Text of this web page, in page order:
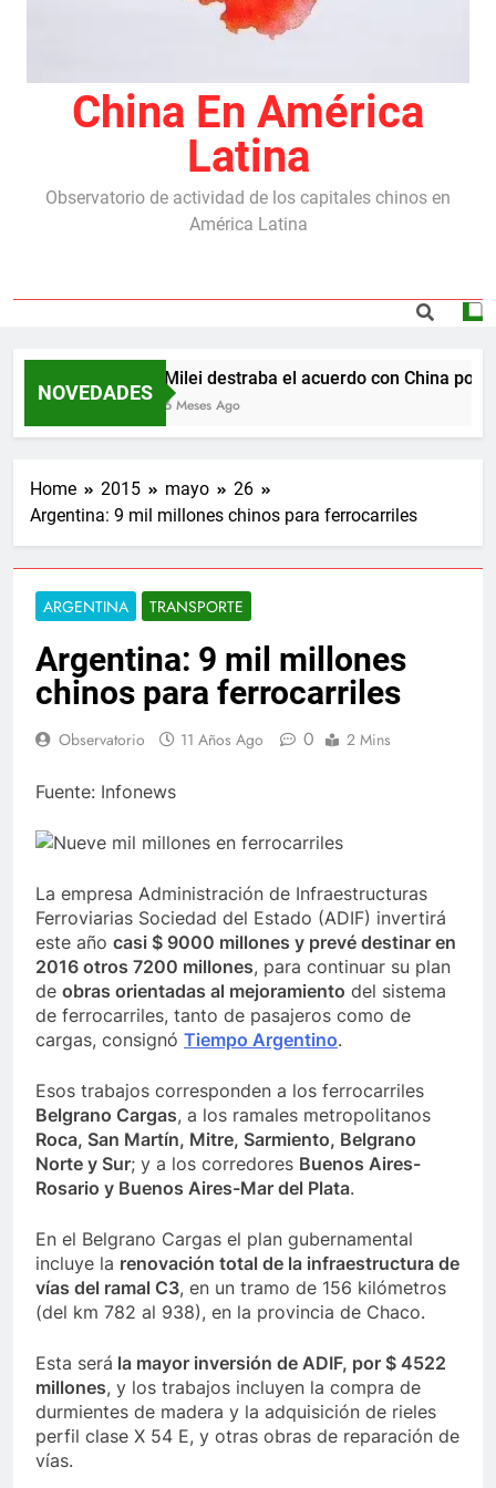
China En América
Latina
Observatorio de actividad de los capitales chinos en
América Latina
NOVEDADES
Milei destraba el acuerdo con China por
6 Meses Ago
Home 2015 mayo
26
Argentina: 9 mil millones chinos para ferrocarriles
ARGENTINA TRANSPORTE
Argentina: 9 mil millones
chinos para ferrocarriles
Observatorio 11 Años Ago 0 2 Mins
Fuente: Infonews
La empresa Administración de Infraestructuras
Ferroviarias Sociedad del Estado (ADIF) invertirá
este año casi $ 9000 millones y prevé destinar en
2016 otros 7200 millones, para continuar su plan
de obras orientadas al mejoramiento del sistema
de ferrocarriles, tanto de pasajeros como de
cargas, consignó Tiempo Argentino.
Esos trabajos corresponden a los ferrocarriles
Belgrano Cargas, a los ramales metropolitanos
Roca, San Martín, Mitre, Sarmiento, Belgrano
Norte y Sur; y a los corredores Buenos Aires-
Rosario y Buenos Aires-Mar del Plata.
En el Belgrano Cargas el plan gubernamental
incluye la renovación total de la infraestructura de
vías del ramal C3, en un tramo de 156 kilómetros
(del km 782 al 938), en la provincia de Chaco.
Esta será la mayor inversión de ADIF, por $ 4522
millones, y los trabajos incluyen la compra de
durmientes de madera y la adquisición de rieles
perfil clase X 54 E, y otras obras de reparación de
vías.